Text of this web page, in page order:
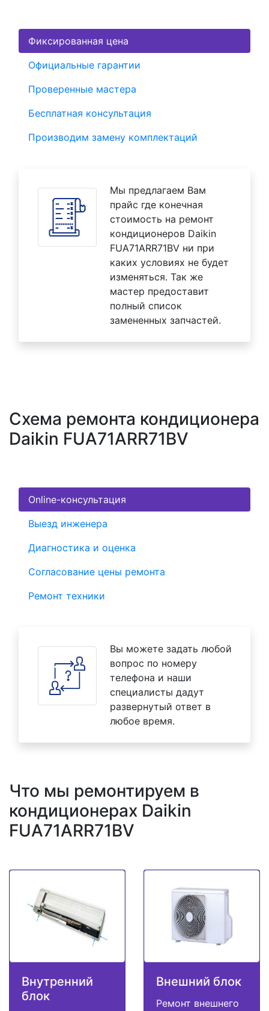
Фиксированная цена
Официальные гарантии
Проверенные мастера
Бесплатная консультация
Производим замену комплектаций
Мы предлагаем Вам
прайс где конечная
стоимость на ремонт
кондиционеров Daikin
FUA71ARR71BV ни при
каких условиях не будет
изменяться. Так же
мастер предоставит
полный список
замененных запчастей.
Схема ремонта кондиционера
Daikin FUA71ARR71BV
Online-консультация
Выезд инженера
Диагностика и оценка
Согласование цены ремонта
Ремонт техники
Вы можете задать любой
вопрос по номеру
телефона и наши
специалисты дадут
развернутый ответ в
любое время.
Что мы ремонтируем в
кондиционерах Daikin
FUA71ARR71BV
Внутренний
блок
Внешний блок
Ремонт внешнего